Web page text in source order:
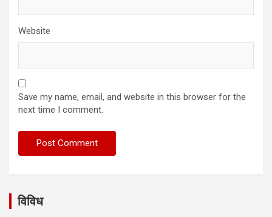
Website
Save my name, email, and website in this browser for the
next time I comment.
विविध